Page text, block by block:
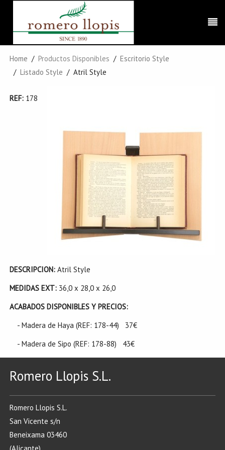
Home Productos Disponibles
Escritorio Style
Listado Style
Atril Style
REF: 178
DESCRIPCION: Atril Style
MEDIDAS EXT: 36,0 x 28,0 x 26,0
ACABADOS DISPONIBLES Y PRECIOS:
- Madera de Haya (REF: 178-44) 37€
- Madera de Sipo (REF: 178-88) 43€
Romero Llopis S.L.
Romero Llopis S.L.
San Vicente s/n
Beneixama 03460